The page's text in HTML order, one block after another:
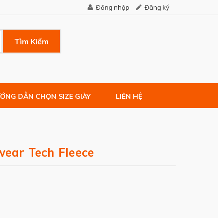
Đăng nhập Đăng ký
Tìm Kiếm
DẪN CHỌN SIZE GIÀY LIÊN HỆ
Tech Fleece